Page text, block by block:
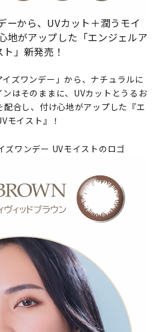
ーから、UVカット＋潤うモイ
地がアップした「エンジェルア
」新発売！
ズワンデー」から、ナチュラルに
はそのままに、UVカットとうるお
配合し、付け心地がアップした『エ
モイスト』！